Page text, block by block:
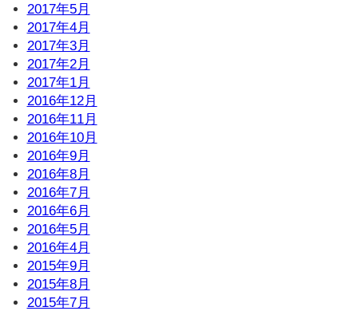
2017年5月
2017年4月
2017年3月
2017年2月
2017年1月
2016年12月
2016年11月
2016年10月
2016年9月
2016年8月
2016年7月
2016年6月
2016年5月
2016年4月
2015年9月
2015年8月
2015年7月